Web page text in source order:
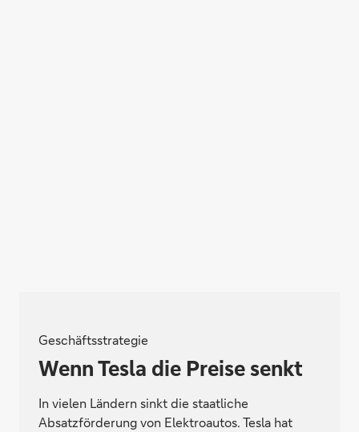
Geschäftsstrategie
Wenn Tesla die Preise senkt
In vielen Ländern sinkt die staatliche
Absatzförderung von Elektroautos. Tesla hat